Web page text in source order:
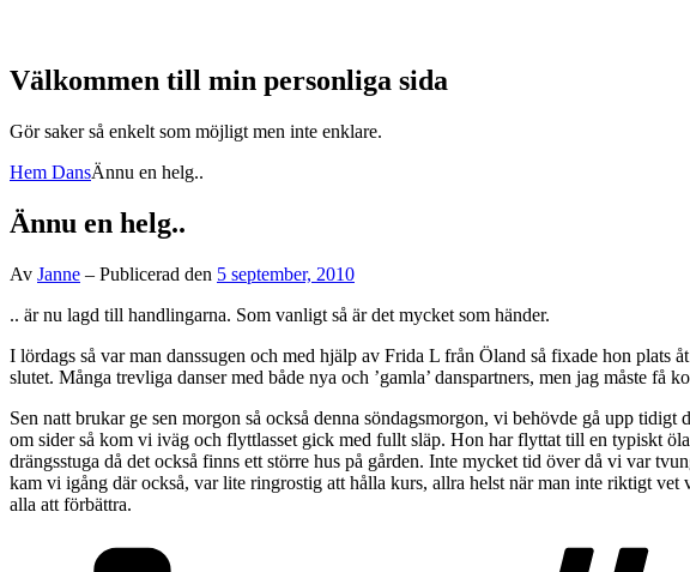
Välkommen till min personliga sida
Gör saker så enkelt som möjligt men inte enklare.
Hem DansÄnnu en helg..
Ännu en helg..
Av Janne – Publicerad den 5 september, 2010
.. är nu lagd till handlingarna. Som vanligt så är det mycket som händer.
I lördags så var man danssugen och med hjälp av Frida L från Öland så fixade hon
slutet. Många trevliga danser med både nya och ’gamla’ danspartners, men jag måste
Sen natt brukar ge sen morgon så också denna söndagsmorgon, vi behövde gå upp
om sider så kom vi iväg och flyttlasset gick med fullt släp. Hon har flyttat till en typiskt
drängsstuga då det också finns ett större hus på gården. Inte mycket tid över då vi var
kam vi igång där också, var lite ringrostig att hålla kurs, allra helst när man inte riktigt
alla att förbättra.